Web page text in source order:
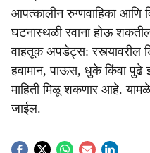
आपत्कालीन रुग्णवाहिका आणि
घटनास्थळी रवाना होऊ
वाहतूक अपडेट्स: रस्त्यावरील
हवामान, पाऊस, धुके किंवा पुढे
माहिती मिळू शकणार आहे.
जाईल.